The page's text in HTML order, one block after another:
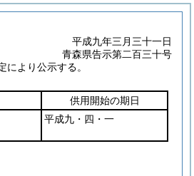
平成九年三月三十一日
青森県告示第二百三十号
より公示する。
供用開始の期日
平成九・四・一